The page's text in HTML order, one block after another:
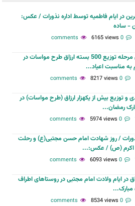
در ایام فاطمیه توسط اداره نذورات / عکس:
- ساده
0 comments
6165 views
بیستمین مرحله توزیع 500 بسته ارزاق طرح مواسات در
مناسبت اعیاد...
0 comments
8217 views
و توزیع بیش از یکهزار ارزاق (طرح مواسات) در
رمضان...
0 comments
5974 views
/ روز شهادت امام حسن مجتبی(ع) و رحلت
(ص) / عکس:...
0 comments
6093 views
در ایام ولادت امام مجتبی در روستاهای اطراف
مبارک...
0 comments
8534 views